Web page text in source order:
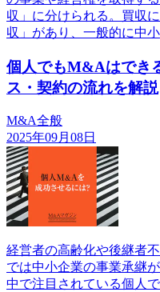
収」に分けられる。買収
収」があり、一般的に中小
個人でもM&Aはでき
ス・契約の流れを解説
M&A全般
2025年09月08日
経営者の高齢化や後継者
では中小企業の事業承継
中で注目されている個人